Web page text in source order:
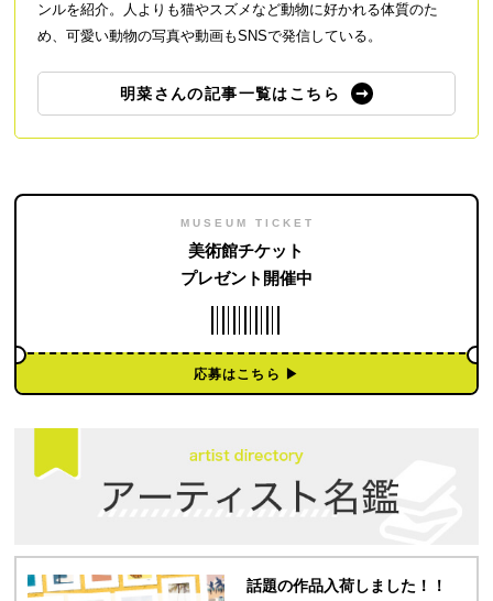
ンルを紹介。人よりも猫やスズメなど動物に好かれる体質のた
め、可愛い動物の写真や動画もSNSで発信している。
明菜さんの記事一覧はこちら
MUSEUM TICKET
美術館チケット
プレゼント開催中
応募はこちら ▶︎
話題の作品入荷しました！！